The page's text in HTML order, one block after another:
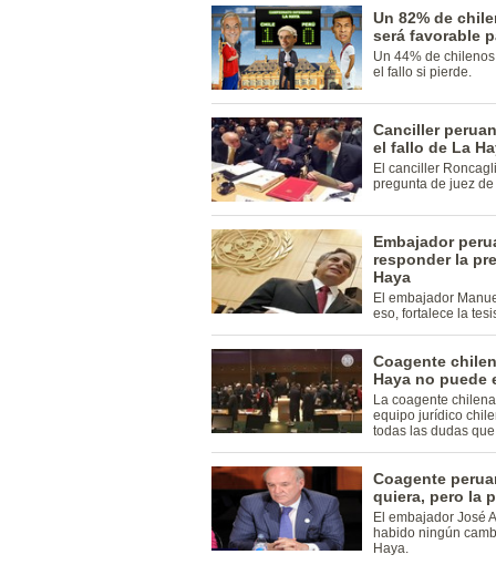
Un 82% de
será favorable
Un 44% de
el fallo si pierde.
Canciller
el fallo de La
El canciller
pregunta de juez
Embajador
responder la
Haya
El embajador
eso, fortalece la
Coagente
Haya no puede
La coagente
equipo jurídico
todas las dudas
Coagente
quiera, pero la
El embajador José
habido ningún
Haya.